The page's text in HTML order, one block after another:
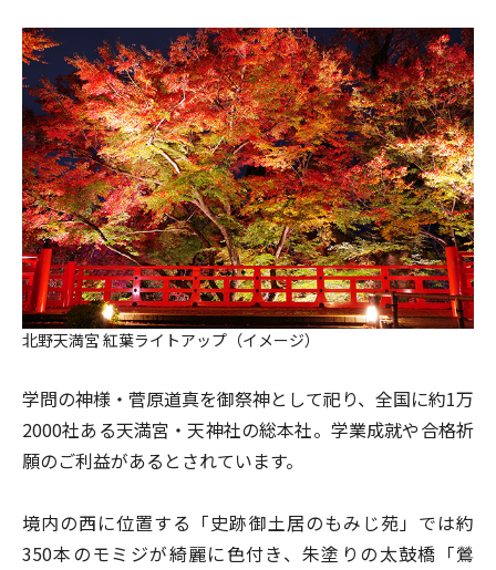
北野天満宮 紅葉ライトアップ（イメージ）
学問の神様・菅原道真を御祭神として祀り、全国に約1万
2000社ある天満宮・天神社の総本社。学業成就や合格祈
願のご利益があるとされています。
境内の西に位置する「史跡御土居のもみじ苑」では約
350本のモミジが綺麗に色付き、朱塗りの太鼓橋「鶯